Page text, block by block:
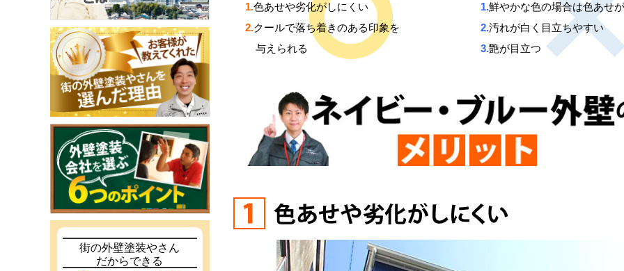
1.色あせや劣化がしにくい
2.クールで落ち着きのある印象を
与えられる
1.鮮やかな色の場合は色あせ
2.汚れが白く目立ちやすい
3.艶が目立つ
街の外壁塗装やさん
だからできる